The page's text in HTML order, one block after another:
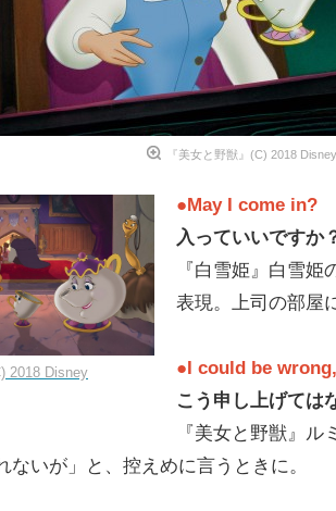
『美女と野獣』(C) 2018 Disney
2018 Disney
●May I come in?
入っていいですか
『白雪姫』白雪
表現。上司の部屋
●I could be
こう申し上げては
『美女と野獣』
ないが」と、控えめに言うときに。